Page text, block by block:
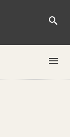
search
menu